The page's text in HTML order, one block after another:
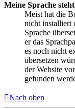
Meine Sprache
Meist hat die
nicht installiert
Sprache
er das
es noch nicht
übersetzen
der Website
gefunden
Nach oben